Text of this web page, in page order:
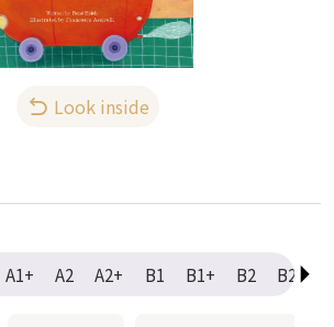
Look inside
A1+ A2 A2+ B1 B1+ B2 B2+